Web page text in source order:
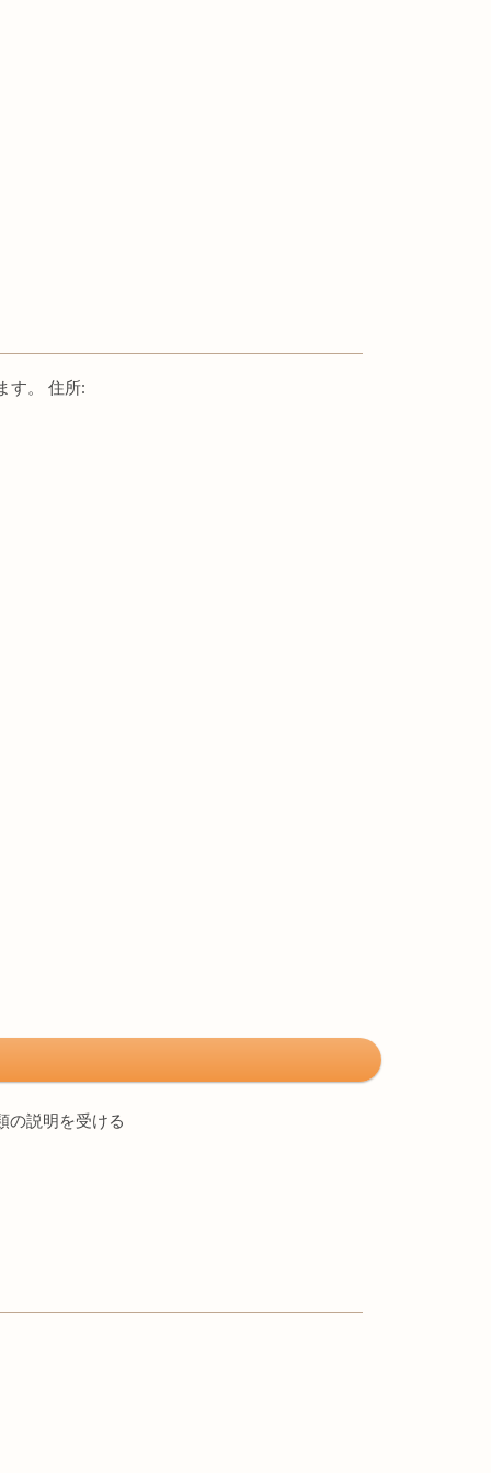
す。 住所:
の説明を受ける